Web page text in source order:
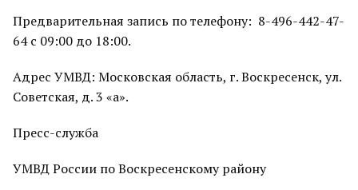
Предварительная запись по телефону: 8-496-442-47-
64 с 09:00 до 18:00.
Адрес УМВД: Московская область, г. Воскресенск, ул.
Советская, д. 3 «а».
Пресс-служба
УМВД России по Воскресенскому району